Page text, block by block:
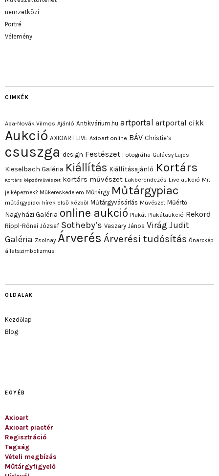
nemzetközi
Portré
Vélemény
CIMKÉK
Aba-Novák Vilmos Ajánló Antikvárium.hu artportal artportal cikk
Aukció AXIOART LIVE Axioart online BÁV Christie’s
csuszga design Festészet Fotográfia Gulácsy Lajos
Kieselbach Galéria Kiállítás Kiállításajánló Kortárs
Kortárs képzőművészet kortárs művészet Lakberendezés Live aukció Mit
jelképeznek? Műkereskedelem Műtárgy Műtárgypiac
műtárgypiaci hírek első kézből Műtárgyvásárlás Művészet Műértő
Nagyházi Galéria online aukció Plakát Plakátaukció Rekord
Rippl-Rónai József Sotheby’s Vaszary János Virág Judit
Galéria Zsolnay Árverés Árverési tudósítás Önarckép
állatszimbolizmus
OLDALAK
Kezdőlap
Blog
EGYÉB
Axioart
Axioart piactér
Regisztráció
Tagság
Vételi megbízás
Műtárgyfigyelő